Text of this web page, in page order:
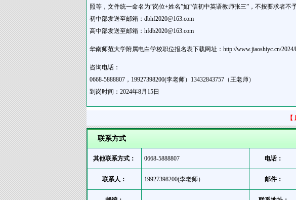
照等，文件统一命名为“岗位+姓名”如“信初中英语教师张三”，不按要求者不予
初中部发送至邮箱：dbhf2020@163.com
高中部发送至邮箱：hfdb2020@163.com
华南师范大学附属电白学校职位报名表下载网址：http://www.jiaoshiyc.cn/
咨询电话：
0668-5888807，19927398200(李老师）13432843757（王老师）
到岗时间：2024年8月15日
【
联系方式
其他联系方式： 0668-5888807 电话：
联系人： 19927398200(李老师） 邮件：